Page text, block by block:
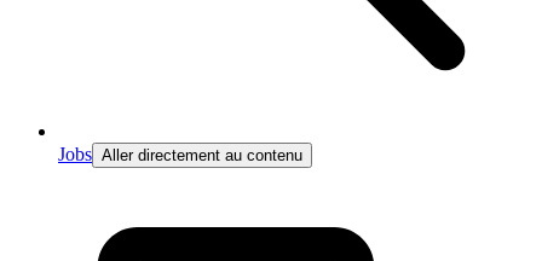
Jobs Aller directement au contenu